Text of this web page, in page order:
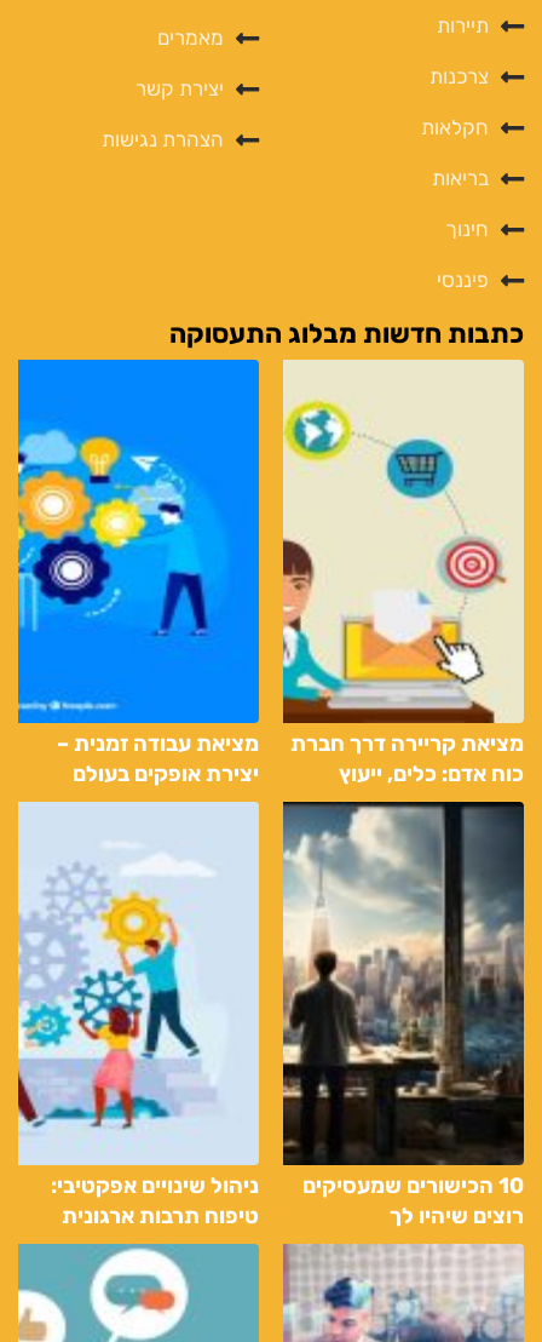
כתבות חדשות מבלוג התעסוקה
מציאת קריירה דרך חברת
כוח אדם: כלים, ייעוץ
ומעקב
מציאת עבודה זמנית –
יצירת אופקים בעולם
ההשקעה הזמנית
10 הכישורים שמעסיקים
רוצים שיהיו לך
ניהול שינויים אפקטיבי:
טיפוח תרבות ארגונית
עמידה
מאמרים
יצירת קשר
הצהרת נגישות
תיירות
צרכנות
חקלאות
בריאות
חינוך
פיננסי